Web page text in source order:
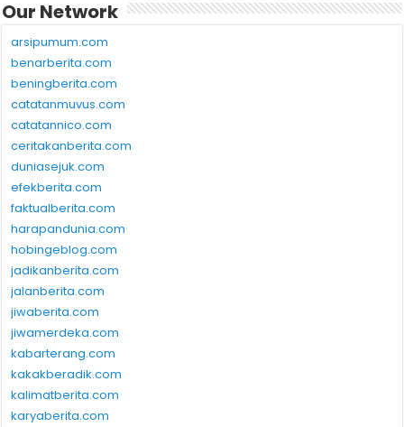
Our Network
arsipumum.com
benarberita.com
beningberita.com
catatanmuvus.com
catatannico.com
ceritakanberita.com
duniasejuk.com
efekberita.com
faktualberita.com
harapandunia.com
hobingeblog.com
jadikanberita.com
jalanberita.com
jiwaberita.com
jiwamerdeka.com
kabarterang.com
kakakberadik.com
kalimatberita.com
karyaberita.com